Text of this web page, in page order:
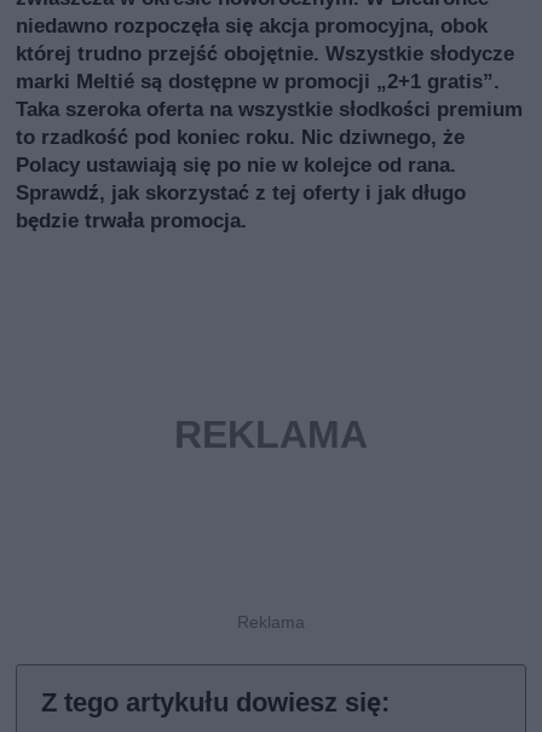
niedawno rozpoczęła się akcja promocyjna, obok
której trudno przejść obojętnie. Wszystkie słodycze
marki Meltié są dostępne w promocji „2+1 gratis”.
Taka szeroka oferta na wszystkie słodkości premium
to rzadkość pod koniec roku. Nic dziwnego, że
Polacy ustawiają się po nie w kolejce od rana.
Sprawdź, jak skorzystać z tej oferty i jak długo
będzie trwała promocja.